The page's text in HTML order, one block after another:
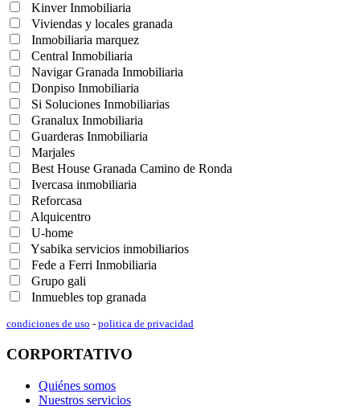
Kinver Inmobiliaria
Viviendas y locales granada
Inmobiliaria marquez
Central Inmobiliaria
Navigar Granada Inmobiliaria
Donpiso Inmobiliaria
Si Soluciones Inmobiliarias
Granalux Inmobiliaria
Guarderas Inmobiliaria
Marjales
Best House Granada Camino de Ronda
Ivercasa inmobiliaria
Reforcasa
Alquicentro
U-home
Ysabika servicios inmobiliarios
Fede a Ferri Inmobiliaria
Grupo gali
Inmuebles top granada
condiciones de uso - politica de privacidad
CORPORTATIVO
Quiénes somos
Nuestros servicios